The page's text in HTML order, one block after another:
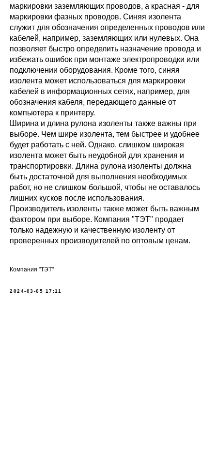
маркировки заземляющих проводов, а красная - для
маркировки фазных проводов. Синяя изолента
служит для обозначения определенных проводов или
кабелей, например, заземляющих или нулевых. Она
позволяет быстро определить назначение провода и
избежать ошибок при монтаже электропроводки или
подключении оборудования. Кроме того, синяя
изолента может использоваться для маркировки
кабелей в информационных сетях, например, для
обозначения кабеля, передающего данные от
компьютера к принтеру.
Ширина и длина рулона изоленты также важны при
выборе. Чем шире изолента, тем быстрее и удобнее
будет работать с ней. Однако, слишком широкая
изолента может быть неудобной для хранения и
транспортировки. Длина рулона изоленты должна
быть достаточной для выполнения необходимых
работ, но не слишком большой, чтобы не оставалось
лишних кусков после использования.
Производитель изоленты также может быть важным
фактором при выборе. Компания "ТЭТ" продает
только надежную и качественную изоленту от
проверенных производителей по оптовым ценам.
Компания "ТЭТ"
2024-03-05 17:11